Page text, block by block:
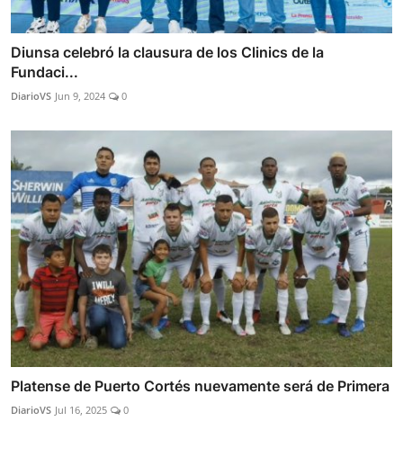
Diunsa celebró la clausura de los Clinics de la
Fundaci...
DiarioVS Jun 9, 2024 0
Platense de Puerto Cortés nuevamente será de Primera
DiarioVS Jul 16, 2025 0